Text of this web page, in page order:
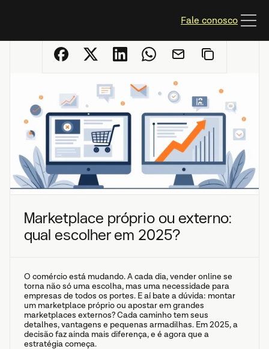
Fale conosco
Marketplace próprio ou externo:
qual escolher em 2025?
O comércio está mudando. A cada dia, vender online se
torna não só uma escolha, mas uma necessidade para
empresas de todos os portes. E aí bate a dúvida: montar
um marketplace próprio ou apostar em grandes
marketplaces externos? Cada caminho tem seus
detalhes, vantagens e pequenas armadilhas. Em 2025, a
decisão faz ainda mais diferença, e é agora que a
estratégia começa.